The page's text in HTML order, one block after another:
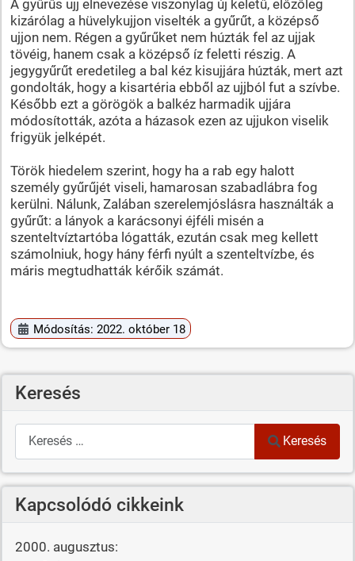
A gyűrűs ujj elnevezése viszonylag új keletű, előzőleg
kizárólag a hüvelykujjon viselték a gyűrűt, a középső
ujjon nem. Régen a gyűrűket nem húzták fel az ujjak
tövéig, hanem csak a középső íz feletti részig. A
jegygyűrűt eredetileg a bal kéz kisujjára húzták, mert azt
gondolták, hogy a kisartéria ebből az ujjból fut a szívbe.
Később ezt a görögök a balkéz harmadik ujjára
módosították, azóta a házasok ezen az ujjukon viselik
frigyük jelképét.
Török hiedelem szerint, hogy ha a rab egy halott
személy gyűrűjét viseli, hamarosan szabadlábra fog
kerülni. Nálunk, Zalában szerelemjóslásra használták a
gyűrűt: a lányok a karácsonyi éjféli misén a
szenteltvíztartóba lógatták, ezután csak meg kellett
számolniuk, hogy hány férfi nyúlt a szenteltvízbe, és
máris megtudhatták kérőik számát.
Módosítás: 2022. október 18
Keresés
Keresés
Keresés
Kapcsolódó cikkeink
2000. augusztus: